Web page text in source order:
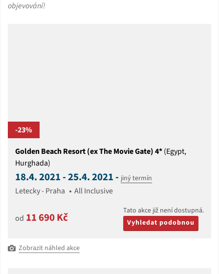
objevování!
-23%
Golden Beach Resort (ex The Movie Gate) 4*(Egypt,
Hurghada)
18.4. 2021 - 25.4. 2021 - jiný termín
Letecky - Praha All Inclusive
od 11 690 Kč
Tato akce již není dostupná.
Vyhledat podobnou
Zobrazit náhled akce